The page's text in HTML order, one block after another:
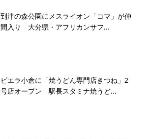
到津の森公園にメスライオン「コマ」が仲
間入り 大分県・アフリカンサフ...
ビエラ小倉に「焼うどん専門店きつね」2
号店オープン 駅長スタミナ焼うど...